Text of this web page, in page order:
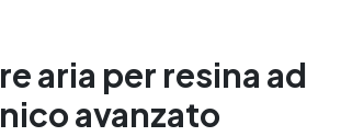
aria per resina ad
avanzato